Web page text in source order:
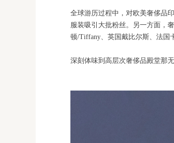
全球游历过程中，对欧美奢侈品
服装吸引大批粉丝。另一方面，
顿/Tiffany、英国戴比尔斯、法国
深刻体味到高层次奢侈品殿堂那